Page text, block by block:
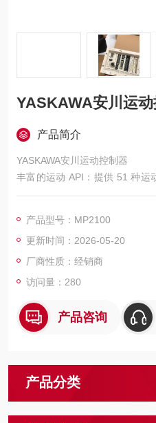
YASKAWA安川运
产品简介
YASKAWA安川运动控制器
丰富的运动 API：提供 51 种运
程语言，
灵活使用电脑实现运动控制，
令的客户非常方便。
产品型号：MP2100
更新时间：2026-05-20
厂商性质：经销商
访问量：280
产品咨询
产品分类